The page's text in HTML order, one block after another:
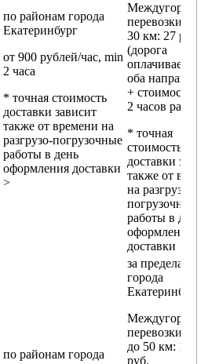
по районам города
Екатеринбург
от 900 рублей/час, min
2 часа
* точная стоимость
доставки зависит
также от времени на
разгрузо-погрузочные
работы в день
оформления доставки
>
Междугородние
перевозки
30 км: 27 руб./км
(дорога
оплачивается в
оба направления
+ стоимость min
2 часов работы)
* точная
стоимость
доставки
также от
на разгрузо-
погрузочные
работы в день
оформления
доставки
по районам города
за пределами
города
Екатеринбург
Междугородние
перевозки
до 50 км: 18 000
руб.